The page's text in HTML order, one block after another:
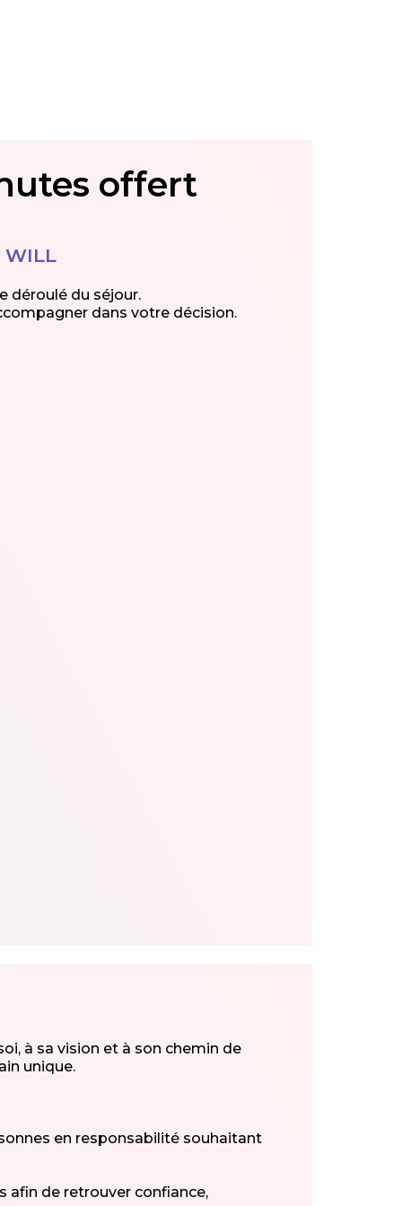
offert
WILL
déroulé du séjour.
dans votre décision.
à sa vision et à son chemin de
unique.
en responsabilité souhaitant
afin de retrouver confiance,